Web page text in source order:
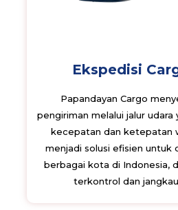
Ekspedisi
Papandayan Cargo
pengiriman melalui jalur
kecepatan dan ketepatan
menjadi solusi efisien untuk
berbagai kota di Indonesia,
terkontrol dan